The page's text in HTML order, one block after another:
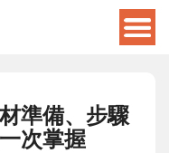
準備、步驟
次掌握